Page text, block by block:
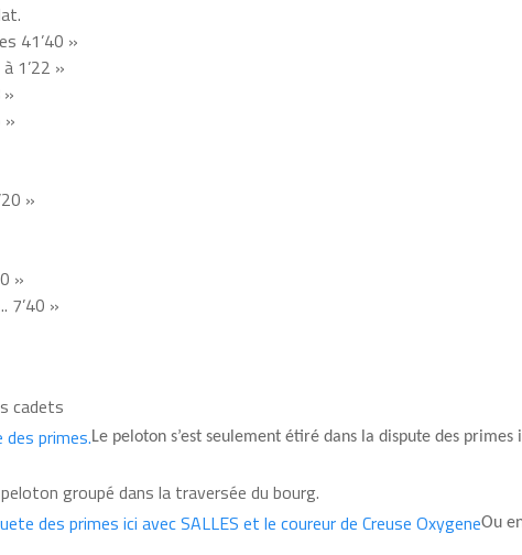
41’40 »
1’22 »
»
»
»
»
7’40 »
cadets
Le peloton s’est seulement étiré dans la dispute des primes
groupé dans la traversée du bourg.
Ou